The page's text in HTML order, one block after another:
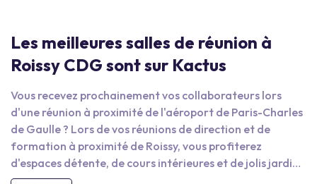
Les meilleures salles de réunion à
Roissy CDG sont sur Kactus
Vous recevez prochainement vos collaborateurs lors
d'une réunion à proximité de l'aéroport de Paris-Charles
de Gaulle ? Lors de vos réunions de direction et de
formation à proximité de Roissy, vous profiterez
d'espaces détente, de cours intérieures et de jolis jardins,
adéquats pour vous reposer lors d'une pause bien